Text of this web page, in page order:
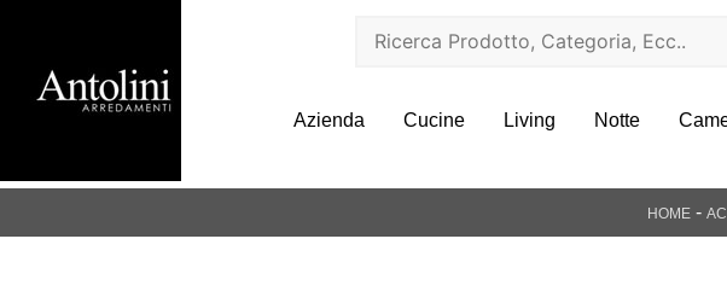
Azienda Cucine Living Notte
HOME-